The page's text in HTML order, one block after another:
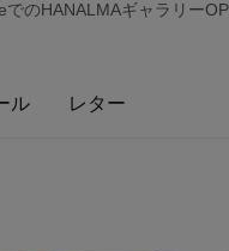
のHANALMAギャラリー
ル レター